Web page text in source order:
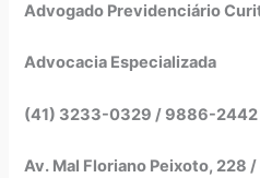
Advogado Previdenciário
Advocacia Especializada
(41) 3233-0329 / 9886-
Av. Mal Floriano Peixoto, 228